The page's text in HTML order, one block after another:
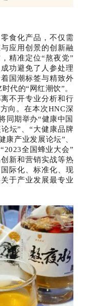
食化产品，不仅需
应用创景的创新融
精准定位“熬夜党”
功避免了人参处理
国潮标签与精致外
代的“网红潮饮”。
不开专业分析和行
向。在本次HNC深
同期举办“健康中国
坛”、“大健康品牌
康产业发展论坛”、
全国蜂业大会”
新和营销实战等热
际化、标准化、现
于产业发展最专业